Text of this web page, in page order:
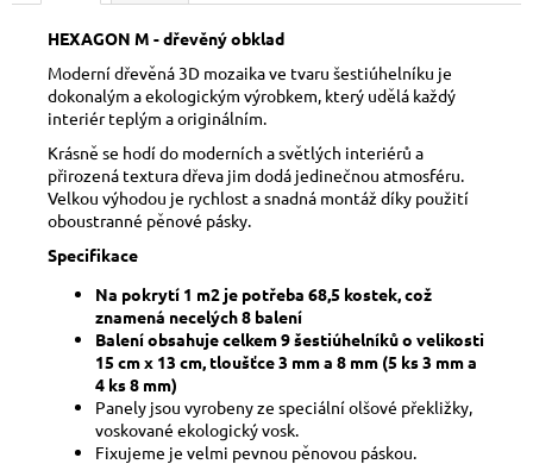
HEXAGON M - dřevěný obklad
Moderní dřevěná 3D mozaika ve tvaru šestiúhelníku je
dokonalým a ekologickým výrobkem, který udělá každý
interiér teplým a originálním.
Krásně se hodí do moderních a světlých interiérů a
přirozená textura dřeva jim dodá jedinečnou atmosféru.
Velkou výhodou je rychlost a snadná montáž díky použití
oboustranné pěnové pásky.
Specifikace
Na pokrytí 1 m2 je potřeba 68,5 kostek, což
znamená necelých 8 balení
Balení obsahuje celkem 9 šestiúhelníků o velikosti
15 cm x 13 cm, tloušťce 3 mm a 8 mm (5 ks 3 mm a
4 ks 8 mm)
Panely jsou vyrobeny ze speciální olšové překližky,
voskované ekologický vosk.
Fixujeme je velmi pevnou pěnovou páskou.